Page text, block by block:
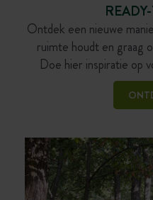
Ontdek een nieuwe
ruimte houdt en graag
Doe hier inspiratie op